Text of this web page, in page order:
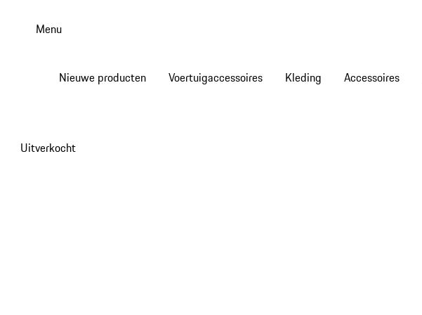
Menu
Nieuwe producten Voertuigaccessoires Kleding Accessoires
Uitverkocht